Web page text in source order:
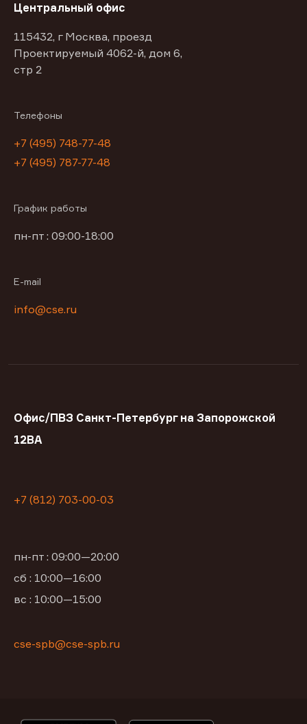
Центральный офис
115432, г Москва, проезд
Проектируемый 4062-й, дом 6,
стр 2
Телефоны
+7 (495) 748-77-48
+7 (495) 787-77-48
График работы
пн-пт : 09:00-18:00
E-mail
info@cse.ru
Офис/ПВЗ Санкт-Петербург на Запорожской
12ВА
+7 (812) 703-00-03
пн-пт : 09:00—20:00
сб : 10:00—16:00
вс : 10:00—15:00
cse-spb@cse-spb.ru